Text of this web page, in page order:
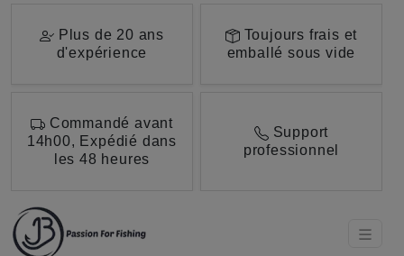
Plus de 20 ans
d'expérience
Toujours frais et
emballé sous vide
Commandé avant
14h00, Expédié dans
les 48 heures
Support
professionnel